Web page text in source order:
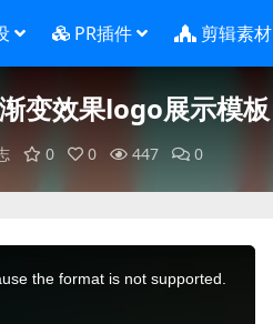
PR插件 剪辑素材
变效果logo展示模板
0 0 447 0
the format is not supported.